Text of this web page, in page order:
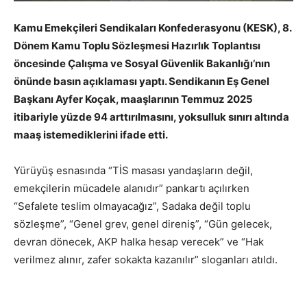
Kamu Emekçileri Sendikaları Konfederasyonu (KESK), 8.
Dönem Kamu Toplu Sözleşmesi Hazırlık Toplantısı
öncesinde Çalışma ve Sosyal Güvenlik Bakanlığı’nın
önünde basın açıklaması yaptı. Sendikanın Eş Genel
Başkanı Ayfer Koçak, maaşlarının Temmuz 2025
itibariyle yüzde 94 arttırılmasını, yoksulluk sınırı altında
maaş istemediklerini ifade etti.
Yürüyüş esnasında “TİS masası yandaşların değil,
emekçilerin mücadele alanıdır” pankartı açılırken
“Sefalete teslim olmayacağız”, Sadaka değil toplu
sözleşme”, “Genel grev, genel direniş”, “Gün gelecek,
devran dönecek, AKP halka hesap verecek” ve “Hak
verilmez alınır, zafer sokakta kazanılır” sloganları atıldı.